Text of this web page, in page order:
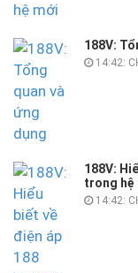
188V:
14:42:
188V:
trong hệ
14:42: